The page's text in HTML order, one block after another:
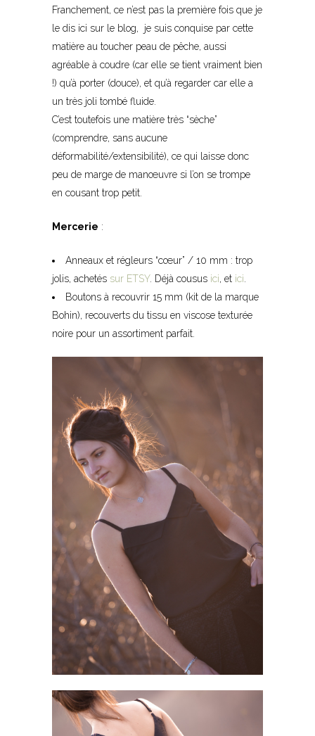
Franchement, ce n’est pas la première fois que je
le dis ici sur le blog, je suis conquise par cette
matière au toucher peau de pêche, aussi
agréable à coudre (car elle se tient vraiment bien
!) qu’à porter (douce), et qu’à regarder car elle a
un très joli tombé fluide.
C’est toutefois une matière très “sèche”
(comprendre, sans aucune
déformabilité/extensibilité), ce qui laisse donc
peu de marge de manœuvre si l’on se trompe
en cousant trop petit.
Mercerie :
Anneaux et régleurs “cœur” / 10 mm : trop
jolis, achetés sur ETSY. Déjà cousus ici, et ici
Boutons à recouvrir 15 mm (kit de la marque
Bohin), recouverts du tissu en viscose texturée
noire pour un assortiment parfait.